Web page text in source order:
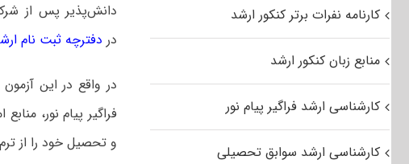
دانش‌پذیر پس از
در دفترچه ثبت نام ارشد
در واقع در این
فراگیر پیام نور،
و تحصیل خود را از
کارنامه نفرات برتر کنکور ارشد
منابع زبان کنکور ارشد
کارشناسی ارشد فراگیر پیام نور
کارشناسی ارشد سوابق تحصیلی